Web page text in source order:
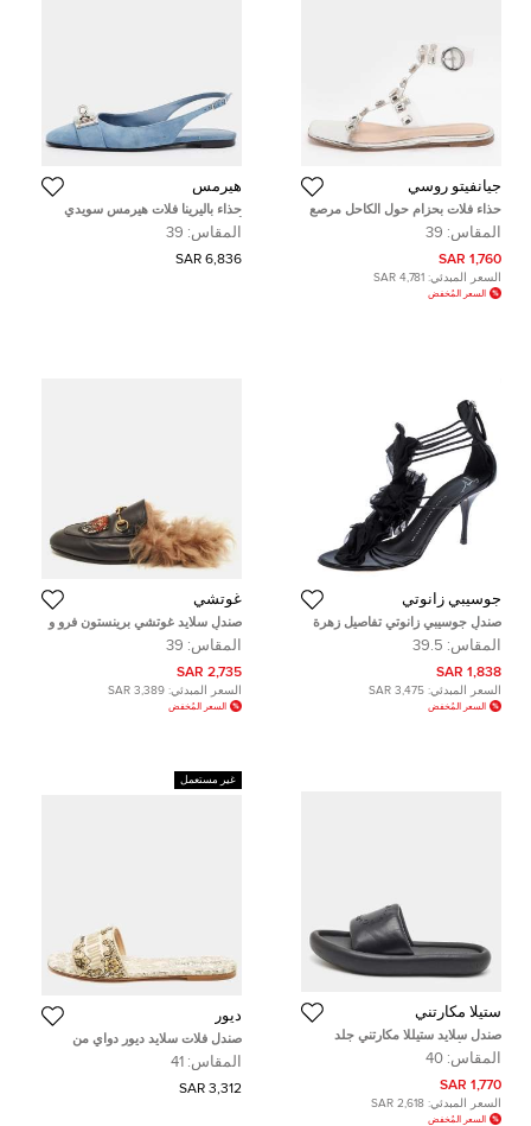
جيانفيتو روسي
حذاء فلات بحزام حول الكاحل مرصع
بالكريستال شفاف بي في سي
جيانفيتو روسي مقاس 39
المقاس: 39
1,760 SAR
السعر المبدئي: 4,781 SAR
السعر المُخفض
هيرمس
حذاء باليرينا فلات هيرمس سويدي
أرجواني مقاس 39.5
المقاس: 39
6,836 SAR
جوسيبي زانوتي
صندل جوسيبي زانوتي تفاصيل زهرة
جلد أسود مقاس 39.5
المقاس: 39.5
1,838 SAR
السعر المبدئي: 3,475 SAR
السعر المُخفض
غوتشي
صندل سلايد غوتشي برينستون فرو و
جلد أسود مقاس 37
المقاس: 39
2,735 SAR
السعر المبدئي: 3,389 SAR
السعر المُخفض
ستيلا مكارتني
صندل سلايد ستيللا مكارتني جلد
صناعي أسود مقاس 38
المقاس: 40
1,770 SAR
السعر المبدئي: 2,618 SAR
السعر المُخفض
غير مستعمل
ديور
صندل فلات سلايد ديور دواي من
كانفاس مزخرف برغندي/بيج مقاس
36.5
المقاس: 41
3,312 SAR